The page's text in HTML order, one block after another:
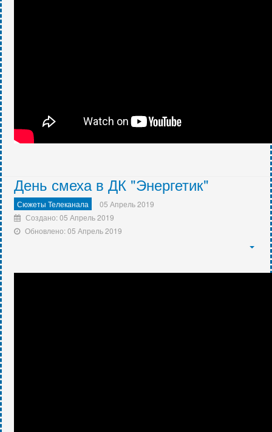
День смеха в ДК "Энергетик"
Сюжеты Телеканала
05 Апрель 2019
Создано: 05 Апрель 2019
Обновлено: 05 Апрель 2019